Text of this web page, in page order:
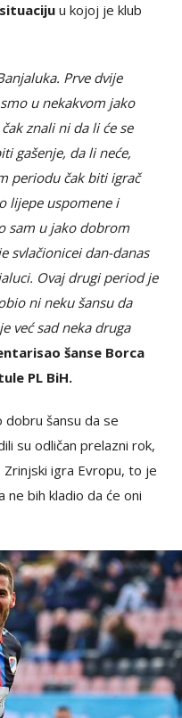
u kojoj je klub
Prve dvije
u nekakvom jako
znali ni da li će se
gašenje, da li neće,
periodu čak biti igrač
lijepe uspomene i
sam u jako dobrom
svlačionicei dan-danas
Ovaj drugi period je
ni neku šansu da
već sad neka druga
šanse Borca
PL BiH.
dobru šansu da se
su odličan prelazni rok,
igra Evropu, to je
ne bih kladio da će oni